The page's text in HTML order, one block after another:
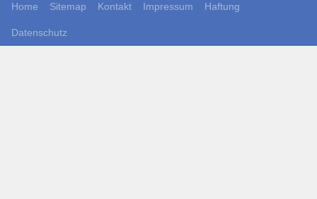
Home Sitemap Kontakt Impressum Haftung
Datenschutz